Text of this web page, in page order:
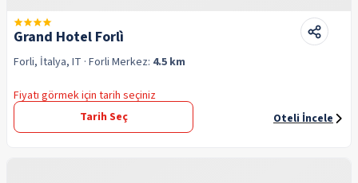
Grand Hotel Forlì
Forli, İtalya, IT · Forli Merkez: 4.5 km
Fiyatı görmek için tarih seçiniz
Tarih Seç
Oteli İncele